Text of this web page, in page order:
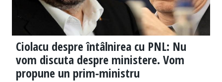
Ciolacu despre întâlnirea cu PNL: Nu
vom discuta despre ministere. Vom
propune un prim-ministru